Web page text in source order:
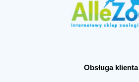
Obsługa klienta